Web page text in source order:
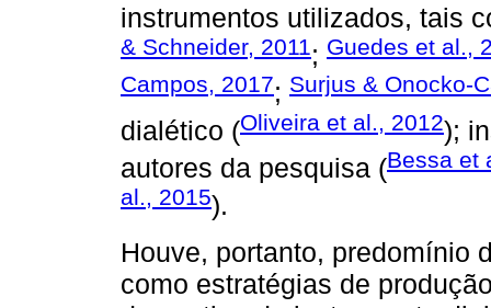
instrumentos utilizados, tais
& Schneider, 2011; Guedes et al.,
Campos, 2017; Surjus & Onocko-
dialético (Oliveira et al., 2012);
autores da pesquisa (Bessa et
al., 2015).
Houve, portanto, predomínio
como estratégias de